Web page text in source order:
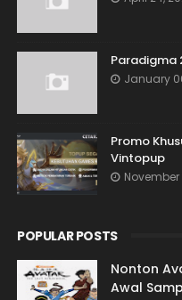
Paradigma
January
Promo
Vintopup
November
POPULAR POSTS
Nonton
Awal